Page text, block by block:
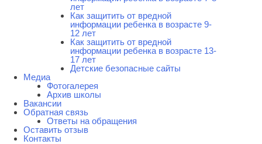
лет
Как защитить от вредной
информации ребенка в возрасте 9-
12 лет
Как защитить от вредной
информации ребенка в возрасте 13-
17 лет
Детские безопасные сайты
Медиа
Фотогалерея
Архив школы
Вакансии
Обратная связь
Ответы на обращения
Оставить отзыв
Контакты